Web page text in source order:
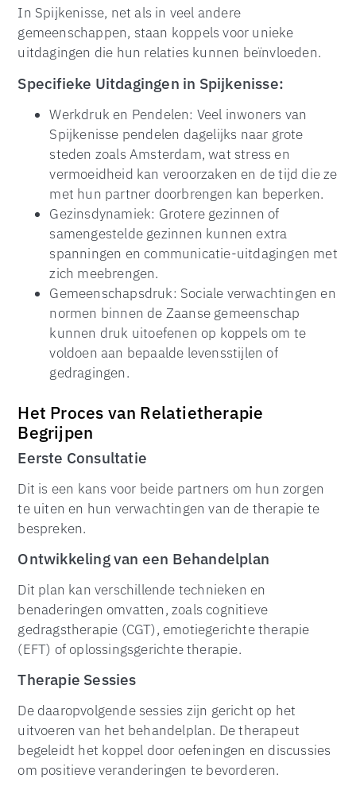
In Spijkenisse, net als in veel andere
gemeenschappen, staan koppels voor unieke
uitdagingen die hun relaties kunnen beïnvloeden.
Specifieke Uitdagingen in Spijkenisse:
Werkdruk en Pendelen: Veel inwoners van
Spijkenisse pendelen dagelijks naar grote
steden zoals Amsterdam, wat stress en
vermoeidheid kan veroorzaken en de tijd die ze
met hun partner doorbrengen kan beperken.
Gezinsdynamiek: Grotere gezinnen of
samengestelde gezinnen kunnen extra
spanningen en communicatie-uitdagingen met
zich meebrengen.
Gemeenschapsdruk: Sociale verwachtingen en
normen binnen de Zaanse gemeenschap
kunnen druk uitoefenen op koppels om te
voldoen aan bepaalde levensstijlen of
gedragingen.
Het Proces van Relatietherapie
Begrijpen
Eerste Consultatie
Dit is een kans voor beide partners om hun zorgen
te uiten en hun verwachtingen van de therapie te
bespreken.
Ontwikkeling van een Behandelplan
Dit plan kan verschillende technieken en
benaderingen omvatten, zoals cognitieve
gedragstherapie (CGT), emotiegerichte therapie
(EFT) of oplossingsgerichte therapie.
Therapie Sessies
De daaropvolgende sessies zijn gericht op het
uitvoeren van het behandelplan. De therapeut
begeleidt het koppel door oefeningen en discussies
om positieve veranderingen te bevorderen.